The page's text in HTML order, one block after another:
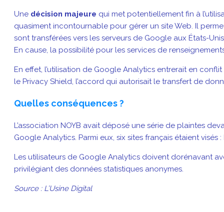
Une décision majeure qui met potentiellement fin à
quasiment incontournable pour gérer un site Web. Il
sont transférées vers les serveurs de Google aux États-
En cause, la possibilité pour les services de
En effet, l’utilisation de Google Analytics entrerait en
le Privacy Shield, l’accord qui autorisait le transfert de
Quelles conséquences ?
L’association NOYB avait déposé une série de plaintes
Google Analytics. Parmi eux, six sites français étaient
Les utilisateurs de Google Analytics doivent dorénavant
privilégiant des données statistiques anonymes.
Source : L’Usine Digital